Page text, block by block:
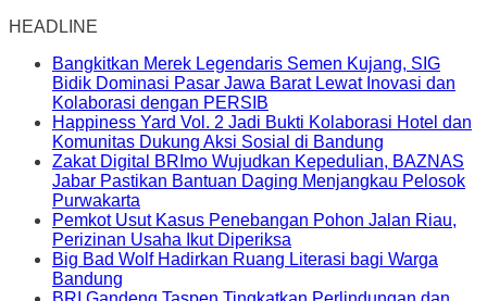
HEADLINE
Bangkitkan Merek Legendaris Semen Kujang, SIG
Bidik Dominasi Pasar Jawa Barat Lewat Inovasi dan
Kolaborasi dengan PERSIB
Happiness Yard Vol. 2 Jadi Bukti Kolaborasi Hotel dan
Komunitas Dukung Aksi Sosial di Bandung
Zakat Digital BRImo Wujudkan Kepedulian, BAZNAS
Jabar Pastikan Bantuan Daging Menjangkau Pelosok
Purwakarta
Pemkot Usut Kasus Penebangan Pohon Jalan Riau,
Perizinan Usaha Ikut Diperiksa
Big Bad Wolf Hadirkan Ruang Literasi bagi Warga
Bandung